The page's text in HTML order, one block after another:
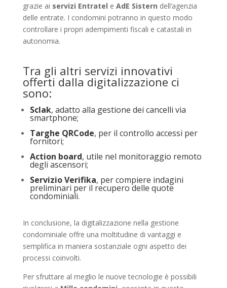
grazie ai servizi Entratel e AdE Sistern dell’agenzia
delle entrate. I condomini potranno in questo modo
controllare i propri adempimenti fiscali e catastali in
autonomia.
Tra gli altri servizi innovativi
offerti dalla digitalizzazione ci
sono:
Sclak, adatto alla gestione dei cancelli via
smartphone;
Targhe QRCode, per il controllo accessi per
fornitori;
Action board, utile nel monitoraggio remoto
degli ascensori;
Servizio Verifika, per compiere indagini
preliminari per il recupero delle quote
condominiali.
In conclusione, la digitalizzazione nella gestione
condominiale offre una moltitudine di vantaggi e
semplifica in maniera sostanziale ogni aspetto dei
processi coinvolti.
Per sfruttare al meglio le nuove tecnologie è possibili